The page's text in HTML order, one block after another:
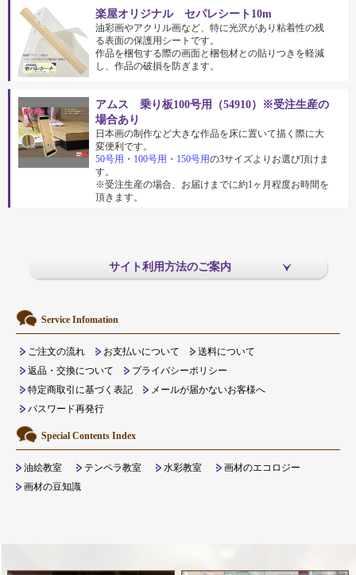
楽屋オリジナル セパレシート10m
油彩画やアクリル画など、特に光沢があり粘着性の残
る表面の保護用シートです。
作品を梱包する際の画面と梱包材との貼りつきを軽減
し、作品の破損を防ぎます。
アムス 乗り板100号用（54910）※受注生産の
場合あり
日本画の制作など大きな作品を床に置いて描く際に大
変便利です。
50号用 ・ 100号用 ・ 150号用の3サイズよりお選び頂けま
す。
※受注生産の場合、お届けまでに約1ヶ月程度お時間を
頂きます。
サイト利用方法のご案内
Service Infomation
ご注文の流れ お支払いについて
送料について
返品・交換について
プライバシーポリシー
特定商取引に基づく表記
メールが届かないお客様へ
パスワード再発行
Special Contents Index
油絵教室 テンペラ教室 水彩教室
画材のエコロジー
画材の豆知識